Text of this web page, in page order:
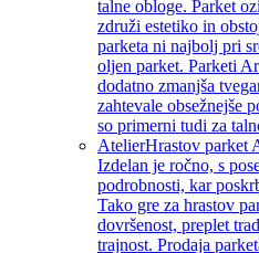
talne obloge. Parket
združi estetiko in
parketa ni najbolj pri
oljen parket. Parketi
dodatno zmanjša
zahtevale obsežnejše
so primerni tudi za
AtelierHrastov parket
Izdelan je ročno, s
podrobnosti, kar
Tako gre za hrastov
dovršenost, preplet
trajnost. Prodaja